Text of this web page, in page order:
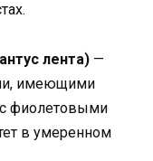
лента) —
имеющими
фиолетовыми
в умеренном